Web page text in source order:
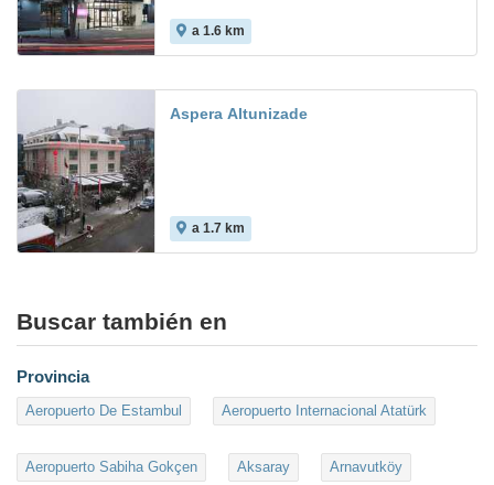
a 1.6 km
Aspera Altunizade
a 1.7 km
Buscar también en
Provincia
Aeropuerto De Estambul Aeropuerto Internacional Atatürk
Aeropuerto Sabiha Gokçen Aksaray Arnavutköy